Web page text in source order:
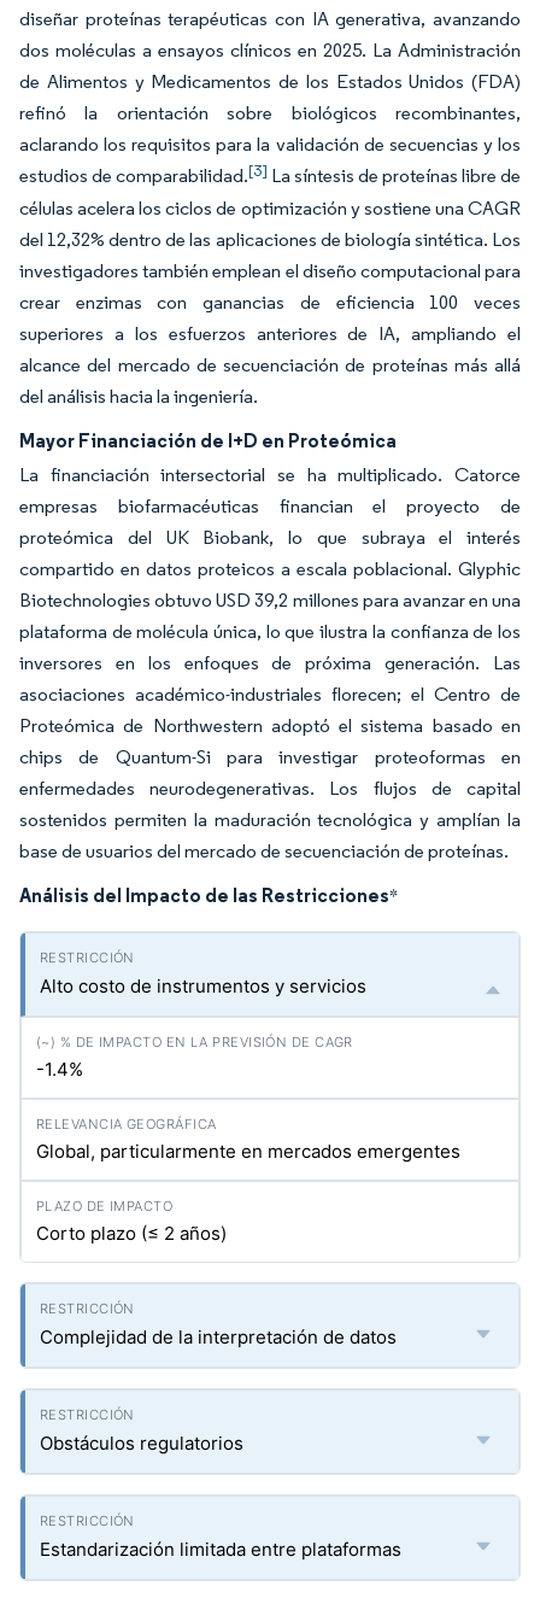
diseñar proteínas terapéuticas con IA generativa, avanzando
dos moléculas a ensayos clínicos en 2025. La Administración
de Alimentos y Medicamentos de los Estados Unidos (FDA)
refinó la orientación sobre biológicos recombinantes,
aclarando los requisitos para la validación de secuencias y los
estudios de comparabilidad.[3] La síntesis de proteínas libre de
células acelera los ciclos de optimización y sostiene una CAGR
del 12,32% dentro de las aplicaciones de biología sintética. Los
investigadores también emplean el diseño computacional para
crear enzimas con ganancias de eficiencia 100 veces
superiores a los esfuerzos anteriores de IA, ampliando el
alcance del mercado de secuenciación de proteínas más allá
del análisis hacia la ingeniería.
Mayor Financiación de I+D en Proteómica
La financiación intersectorial se ha multiplicado. Catorce
empresas biofarmacéuticas financian el proyecto de
proteómica del UK Biobank, lo que subraya el interés
compartido en datos proteicos a escala poblacional. Glyphic
Biotechnologies obtuvo USD 39,2 millones para avanzar en una
plataforma de molécula única, lo que ilustra la confianza de los
inversores en los enfoques de próxima generación. Las
asociaciones académico-industriales florecen; el Centro de
Proteómica de Northwestern adoptó el sistema basado en
chips de Quantum-Si para investigar proteoformas en
enfermedades neurodegenerativas. Los flujos de capital
sostenidos permiten la maduración tecnológica y amplían la
base de usuarios del mercado de secuenciación de proteínas.
Análisis del Impacto de las Restricciones*
Alto costo de instrumentos y servicios
-1.4%
Global, particularmente en mercados emergentes
Corto plazo (≤ 2 años)
Complejidad de la interpretación de datos
Obstáculos regulatorios
Estandarización limitada entre plataformas